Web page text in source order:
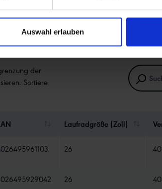
Auswahl erlauben
der
Sortiere
Laufradgröße (Zoll)
26
26